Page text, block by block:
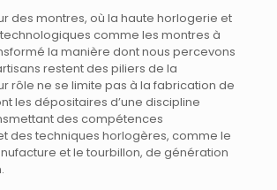
des montres, où la haute horlogerie et
comme les montres à
la manière dont nous percevons
restent des piliers de la
rôle ne se limite pas à la fabrication de
les dépositaires d’une discipline
des compétences
des techniques horlogères, comme le
et le tourbillon, de génération